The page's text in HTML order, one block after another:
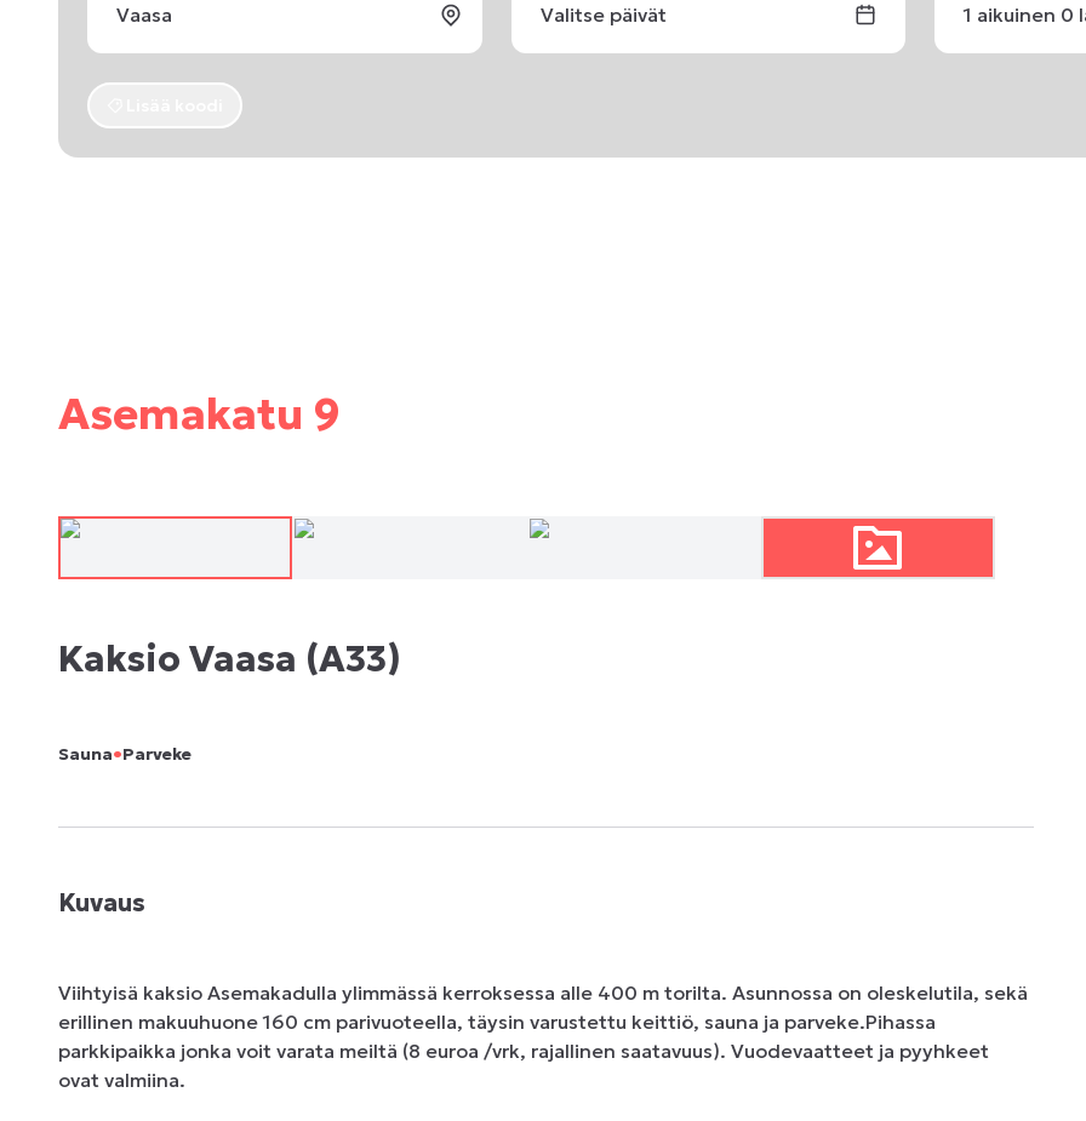
Valitse päivät 1 aikuinen 0
Asemakatu 9
Kaksio Vaasa (A33)
Sauna•Parveke
Kuvaus
Viihtyisä kaksio Asemakadulla ylimmässä kerroksessa alle 400 m torilta. Asunnossa on oleskelutila, sekä
erillinen makuuhuone 160 cm parivuoteella, täysin varustettu keittiö, sauna ja parveke.Pihassa
parkkipaikka jonka voit varata meiltä (8 euroa /vrk, rajallinen saatavuus). Vuodevaatteet ja pyyhkeet
ovat valmiina.